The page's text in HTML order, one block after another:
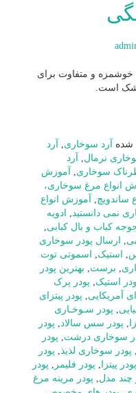
و متفاوت برای
است.
شده آرد سوخاری,
آرد
نرمال,
آرد
سوخاری,
آموزش
انواع مرغ سوخاری،
ساندویچ,
آموزش انواع
نمی دانستید, ادویه
کباب و بال کبابی,
,
ارسال پودر سوخاری
, استیک,
اسموتی توت
, برست, بهترین پودر
استیک, پودر پرک
آمریکایی, پودر پیتزای
, پودر سـوخـاری
, پودر سس سالاد, پودر
سوخاری درشت, پودر
, پودر سوخاری لذیذ, پودر
پیتزا , پودر فلیمر , پودر
چند مدل, پودر مرینه مرغ